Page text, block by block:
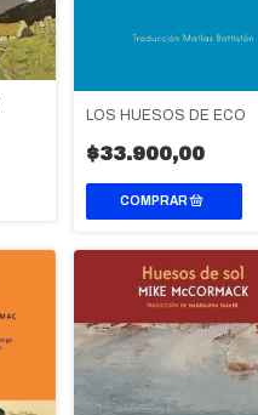
LOS HUESOS DE ECO
$33.900,00